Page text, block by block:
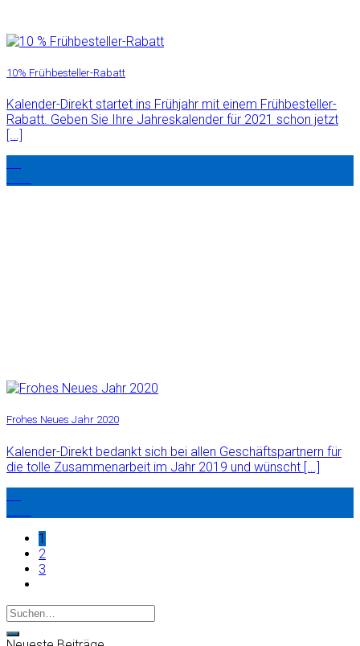
10% Frühbesteller-Rabatt
Kalender-Direkt startet ins Frühjahr mit einem Frühbesteller-
Rabatt. Geben Sie Ihre Jahreskalender für 2021 schon jetzt
[...]
Frohes Neues Jahr 2020
Kalender-Direkt bedankt sich bei allen Geschäftspartnern für
die tolle Zusammenarbeit im Jahr 2019 und wünscht [...]
1
2
3